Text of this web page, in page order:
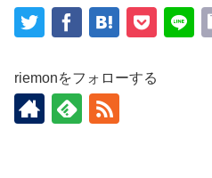
riemonをフォローする